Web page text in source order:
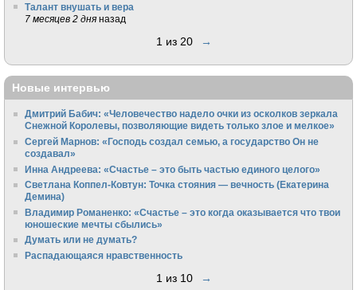
Талант внушать и вера
7 месяцев 2 дня назад
1 из 20 →
Новые интервью
Дмитрий Бабич: «Человечество надело очки из осколков зеркала
Снежной Королевы, позволяющие видеть только злое и мелкое»
Сергей Марнов: «Господь создал семью, а государство Он не
создавал»
Инна Андреева: «Счастье – это быть частью единого целого»
Светлана Коппел-Ковтун: Точка стояния — вечность (Екатерина
Демина)
Владимир Романенко: «Счастье – это когда оказывается что твои
юношеские мечты сбылись»
Думать или не думать?
Распадающаяся нравственность
1 из 10 →